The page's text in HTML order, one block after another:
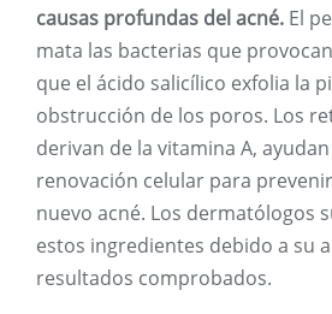
causas profundas del acné. El
mata las bacterias que
que el ácido salicílico exfolia la
obstrucción de los poros. Los
derivan de la vitamina A,
renovación celular para
nuevo acné. Los dermatólogos
estos ingredientes debido a su
resultados comprobados.